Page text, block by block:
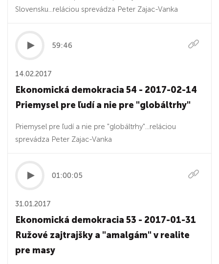
Slovensku...reláciou sprevádza Peter Zajac-Vanka
59:46
14.02.2017
Ekonomická demokracia 54 - 2017-02-14
Priemysel pre ľudí a nie pre "globáltrhy"
Priemysel pre ľudí a nie pre "globáltrhy"...reláciou
sprevádza Peter Zajac-Vanka
01:00:05
31.01.2017
Ekonomická demokracia 53 - 2017-01-31
Ružové zajtrajšky a "amalgám" v realite
pre masy